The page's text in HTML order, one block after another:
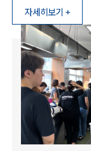
자세히보기 +